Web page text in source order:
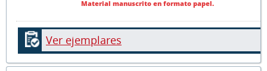
Material manuscrito en formato papel.
Ver ejemplares